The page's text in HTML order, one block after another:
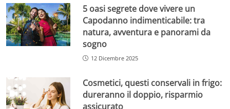
5 oasi segrete dove vivere un
Capodanno indimenticabile: tra
natura, avventura e panorami da
sogno
12 Dicembre 2025
Cosmetici, questi conservali in frigo:
dureranno il doppio, risparmio
assicurato